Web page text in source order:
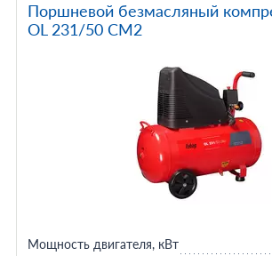
Поршневой безмасляный
OL 231/50 CM2
Мощность двигателя, кВт